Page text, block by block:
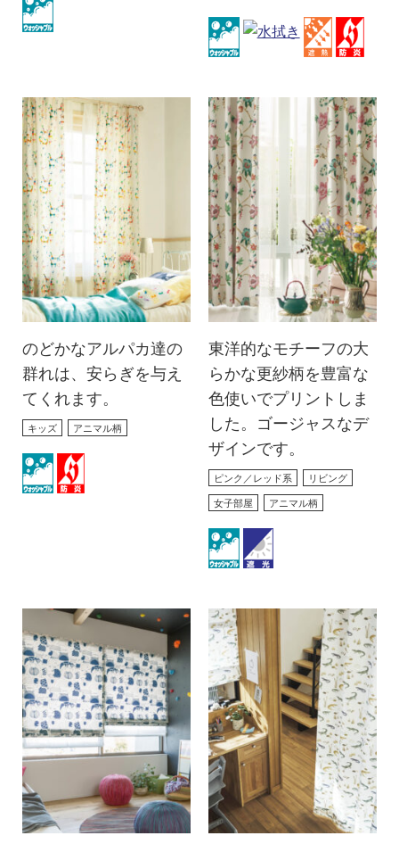
のどかなアルパカ達の
群れは、安らぎを与え
てくれます。
キッズ アニマル柄
東洋的なモチーフの大
らかな更紗柄を豊富な
色使いでプリントしま
した。ゴージャスなデ
ザインです。
ピンク／レッド系
リビング
女子部屋
アニマル柄